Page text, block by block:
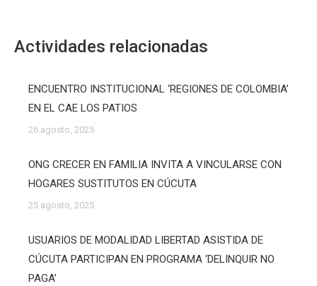
Actividades relacionadas
ENCUENTRO INSTITUCIONAL ‘REGIONES DE COLOMBIA’
EN EL CAE LOS PATIOS
26 agosto, 2025
ONG CRECER EN FAMILIA INVITA A VINCULARSE CON
HOGARES SUSTITUTOS EN CÚCUTA
25 agosto, 2025
USUARIOS DE MODALIDAD LIBERTAD ASISTIDA DE
CÚCUTA PARTICIPAN EN PROGRAMA ‘DELINQUIR NO
PAGA’